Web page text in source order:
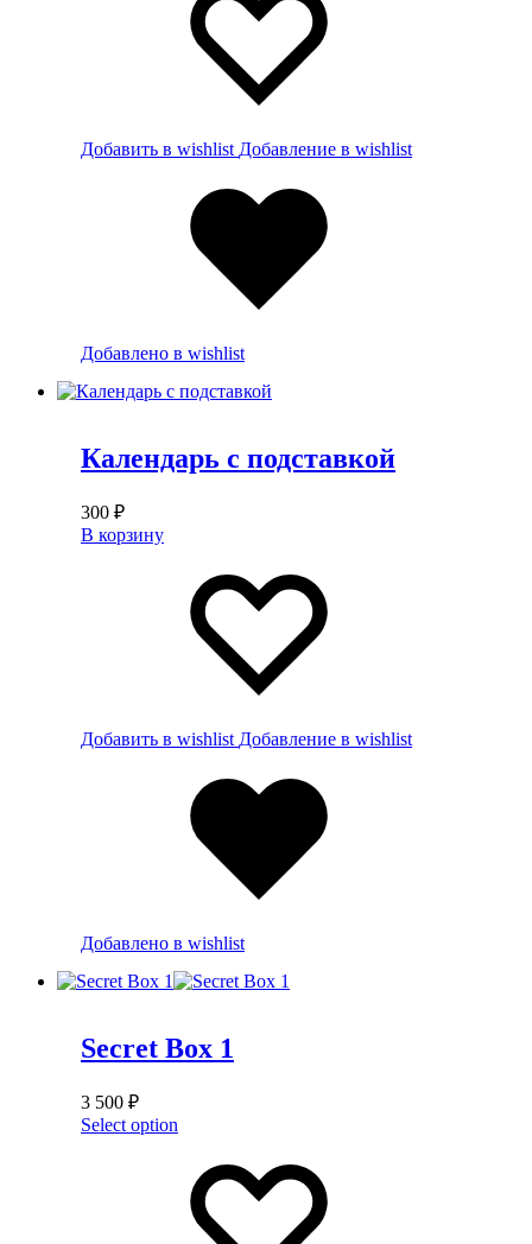
Добавить в wishlist Добавление в wishlist
Добавлено в wishlist
Календарь с подставкой
300 ₽
В корзину
Добавить в wishlist Добавление в wishlist
Добавлено в wishlist
Secret Box 1
3 500 ₽
Select option